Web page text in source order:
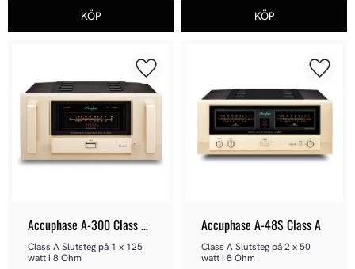
Accuphase A-300 Class A
Monoslutsteg
Class A Slutsteg på 1 x 125
watt i 8 Ohm
Lägg till i favoriter
Accuphase A-48S Class A
Class A Slutsteg på 2 x 50
watt i 8 Ohm
Lägg